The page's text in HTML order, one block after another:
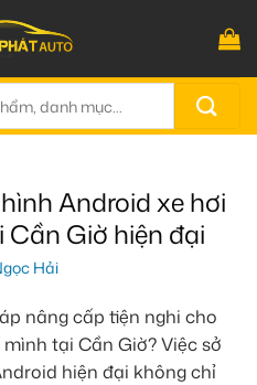
Android xe hơi
Giờ hiện đại
Hải
nâng cấp tiện nghi cho
tại Cần Giờ? Việc sở
hiện đại không chỉ